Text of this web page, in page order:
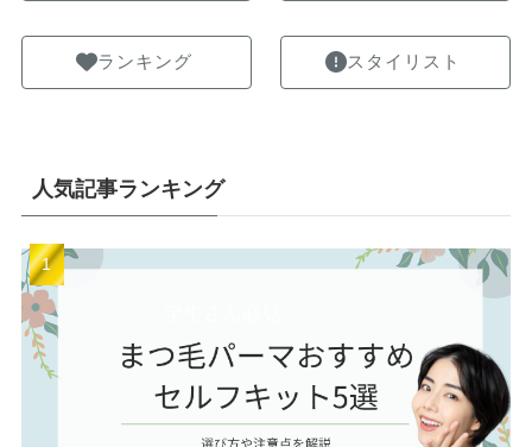
ランキング スタイリスト
人気記事ランキング